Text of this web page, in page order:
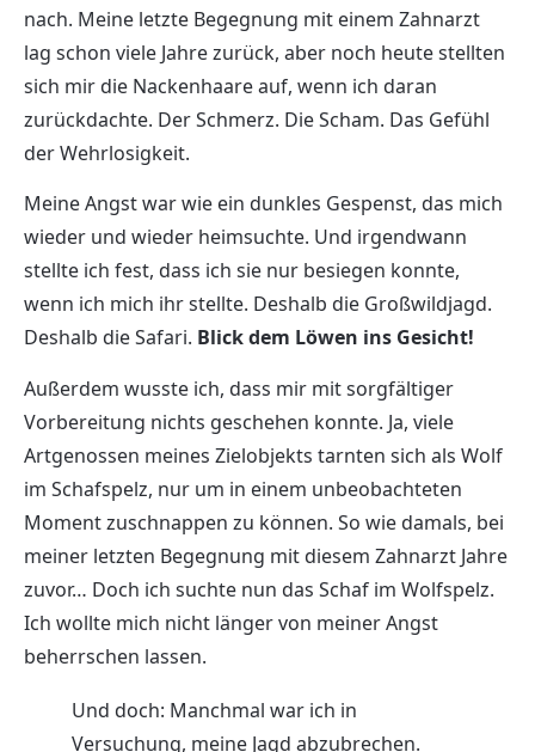
nach. Meine letzte Begegnung mit einem Zahnarzt
lag schon viele Jahre zurück, aber noch heute stellten
sich mir die Nackenhaare auf, wenn ich daran
zurückdachte. Der Schmerz. Die Scham. Das Gefühl
der Wehrlosigkeit.
Meine Angst war wie ein dunkles Gespenst, das mich
wieder und wieder heimsuchte. Und irgendwann
stellte ich fest, dass ich sie nur besiegen konnte,
wenn ich mich ihr stellte. Deshalb die Großwildjagd.
Deshalb die Safari. Blick dem Löwen ins Gesicht!
Außerdem wusste ich, dass mir mit sorgfältiger
Vorbereitung nichts geschehen konnte. Ja, viele
Artgenossen meines Zielobjekts tarnten sich als Wolf
im Schafspelz, nur um in einem unbeobachteten
Moment zuschnappen zu können. So wie damals, bei
meiner letzten Begegnung mit diesem Zahnarzt Jahre
zuvor… Doch ich suchte nun das Schaf im Wolfspelz.
Ich wollte mich nicht länger von meiner Angst
beherrschen lassen.
Und doch: Manchmal war ich in
Versuchung, meine Jagd abzubrechen.